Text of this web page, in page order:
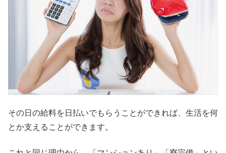
その日の給料を日払いでもらうことができれば、生活を何
とか支えることができます。